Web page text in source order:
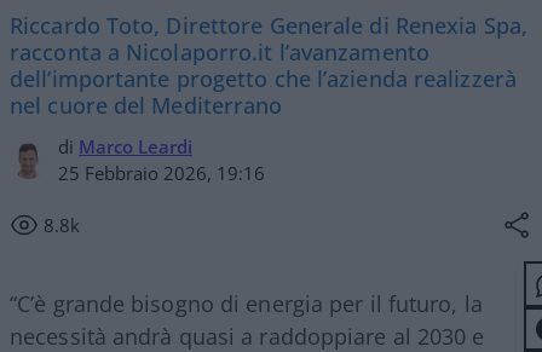
Riccardo Toto, Direttore Generale di Renexia Spa,
racconta a Nicolaporro.it l’avanzamento
dell’importante progetto che l’azienda realizzerà
nel cuore del Mediterrano
di Marco Leardi
25 Febbraio 2026, 19:16
8.8k
“C’è grande bisogno di energia per il futuro, la
necessità andrà quasi a raddoppiare al 2030 e